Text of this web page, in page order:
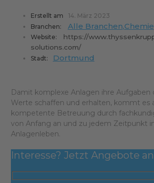
Erstellt am
14. März 2023
Branchen:
Alle Branchen,Chemie
Website:
https://
solutions.com/
Stadt: Dortmund
Damit komplexe Anlagen ihre Aufgaben
Werte schaffen und erhalten, kommt es
kompetente Betreuung durch
von Anfang an und zu jedem Zeitpunkt
Anlagenleben.
Interesse? Jetzt Angebote